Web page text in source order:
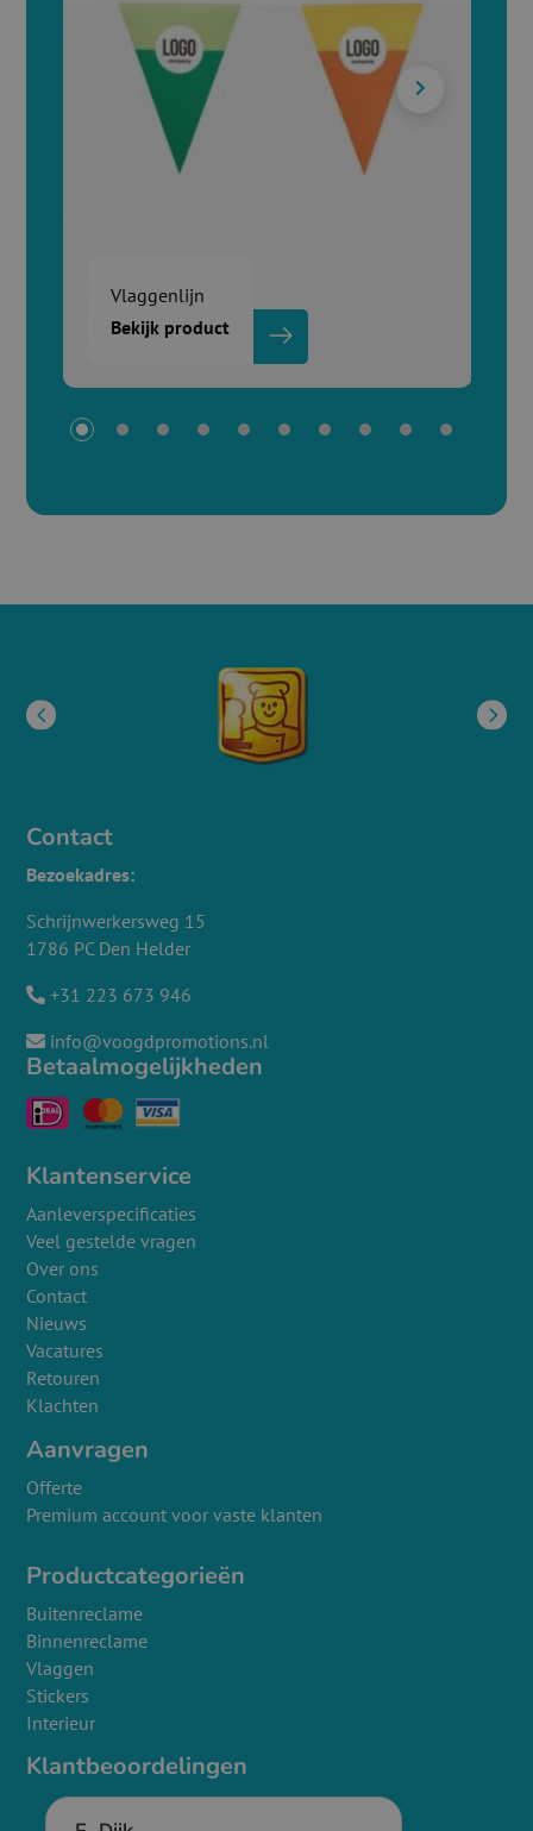
Vlaggenlijn
Bekijk product
Contact
Bezoekadres:
Schrijnwerkersweg 15
1786 PC Den Helder
+31 223 673 946
info@voogdpromotions.nl
Betaalmogelijkheden
Klantenservice
Aanleverspecificaties
Veel gestelde vragen
Over ons
Contact
Nieuws
Vacatures
Retouren
Klachten
Aanvragen
Offerte
Premium account voor vaste klanten
Productcategorieën
Buitenreclame
Binnenreclame
Vlaggen
Stickers
Interieur
Klantbeoordelingen